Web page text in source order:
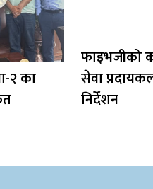
२ का
फाइभजीको
सेवा
निर्देशन